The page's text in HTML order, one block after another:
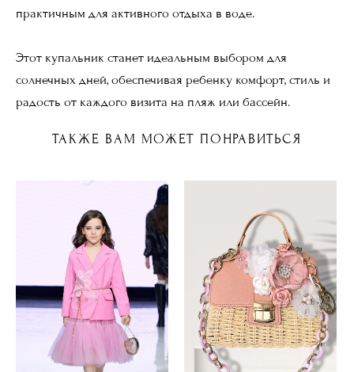
практичным для активного отдыха в воде.
Этот купальник станет идеальным выбором для
солнечных дней, обеспечивая ребенку комфорт, стиль и
радость от каждого визита на пляж или бассейн.
ТАКЖЕ ВАМ МОЖЕТ ПОНРАВИТЬСЯ